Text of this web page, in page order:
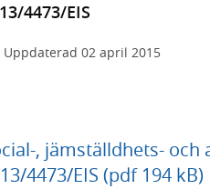
4473/EIS
Uppdaterad 02 april 2015
, jämställdhets-
4473/EIS (pdf 194 kB)